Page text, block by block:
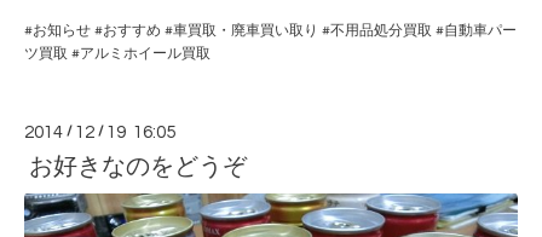
#お知らせ #おすすめ #車買取・廃車買い取り #不用品処分買取 #自動車パー
ツ買取 #アルミホイール買取
2014 / 12 / 19 16:05
お好きなのをどうぞ